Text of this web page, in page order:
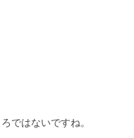
ではないですね。